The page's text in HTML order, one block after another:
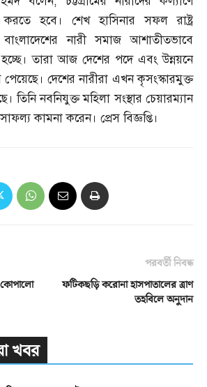
হবে। শেখ হাসিনার সফল রাষ্ট্র
বাংলাদেশের নারী সমাজ আশাতীতভাবে
তারা আজ দেশের পদে এবং উন্নয়নে
দেশের নারীরা এখন কৃসংস্কারমুক্ত
তিনি নবনিযুক্ত মহিলা সংস্থার চেয়ারম্যান
কামনা করেন। প্রেস বিজ্ঞপ্তি।
পরবর্তী নিবন্ধ
ফটিকছড়ি করোনা হাসপাতালের ত্রাণ
তহবিলে অনুদান
খবর